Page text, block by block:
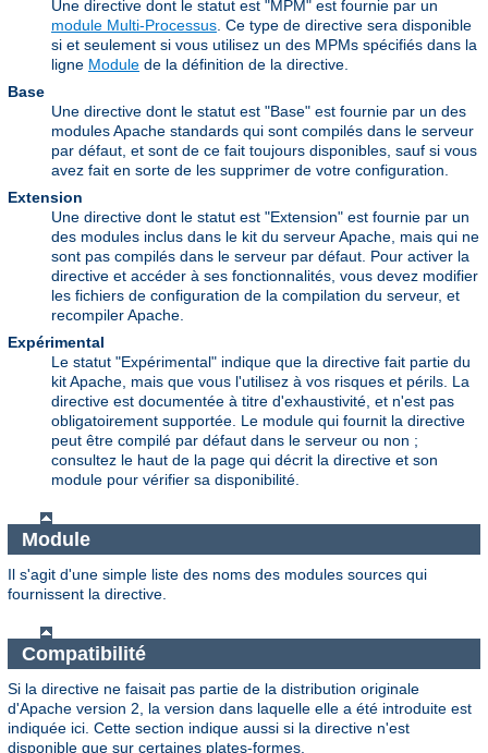
Une directive dont le statut est "MPM" est fournie par un
module Multi-Processus . Ce type de directive sera disponible
si et seulement si vous utilisez un des MPMs spécifiés dans la
ligne Module de la définition de la directive.
Base
Une directive dont le statut est "Base" est fournie par un des
modules Apache standards qui sont compilés dans le serveur
par défaut, et sont de ce fait toujours disponibles, sauf si vous
avez fait en sorte de les supprimer de votre configuration.
Extension
Une directive dont le statut est "Extension" est fournie par un
des modules inclus dans le kit du serveur Apache, mais qui ne
sont pas compilés dans le serveur par défaut. Pour activer la
directive et accéder à ses fonctionnalités, vous devez modifier
les fichiers de configuration de la compilation du serveur, et
recompiler Apache.
Expérimental
Le statut "Expérimental" indique que la directive fait partie du
kit Apache, mais que vous l'utilisez à vos risques et périls. La
directive est documentée à titre d'exhaustivité, et n'est pas
obligatoirement supportée. Le module qui fournit la directive
peut être compilé par défaut dans le serveur ou non ;
consultez le haut de la page qui décrit la directive et son
module pour vérifier sa disponibilité.
Module
Il s'agit d'une simple liste des noms des modules sources qui
fournissent la directive.
Compatibilité
Si la directive ne faisait pas partie de la distribution originale
d'Apache version 2, la version dans laquelle elle a été introduite est
indiquée ici. Cette section indique aussi si la directive n'est
disponible que sur certaines plates-formes.